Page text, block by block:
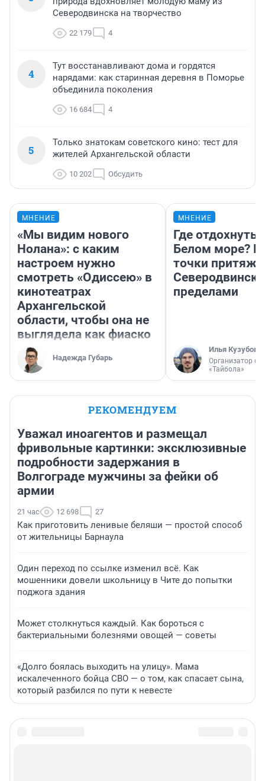
Северодвинска на творчество
22 179 4
4
Тут восстанавливают дома и гордятся
нарядами: как старинная деревня в Поморье
объединила поколения
16 684 4
5
Только знатокам советского кино: тест для
жителей Архангельской области
10 202 Обсудить
МНЕНИЕ
«Мы видим нового
Нолана»: с каким
настроем нужно
смотреть «Одиссею» в
кинотеатрах
Архангельской
области, чтобы она не
выглядела как фиаско
Надежда Губарь
МНЕНИЕ
Где отдохнуть
Белом море?
точки
Северодвинске
пределами
Илья Кузубов
Организатор
«Тайбола»
РЕКОМЕНДУЕМ
Уважал иноагентов и размещал
фривольные картинки: эксклюзивные
подробности задержания в
Волгограде мужчины за фейки об
армии
21 час 12 698 27
Как приготовить ленивые беляши — простой способ
от жительницы Барнаула
Один переход по ссылке изменил всё. Как
мошенники довели школьницу в Чите до попытки
поджога здания
Может столкнуться каждый. Как бороться с
бактериальными болезнями овощей — советы
«Долго боялась выходить на улицу». Мама
искалеченного бойца СВО — о том, как спасает сына,
который разбился по пути к невесте